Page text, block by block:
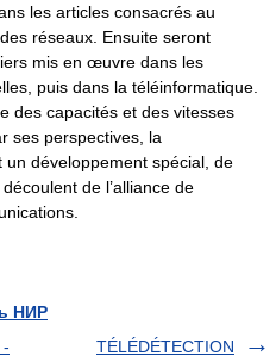
les articles consacrés au
réseaux. Ensuite seront
mis en œuvre dans les
puis dans la téléinformatique.
des capacités et des vitesses
ses perspectives, la
développement spécial, de
de l’alliance de
НИР
-
TÉLÉDÉTECTION